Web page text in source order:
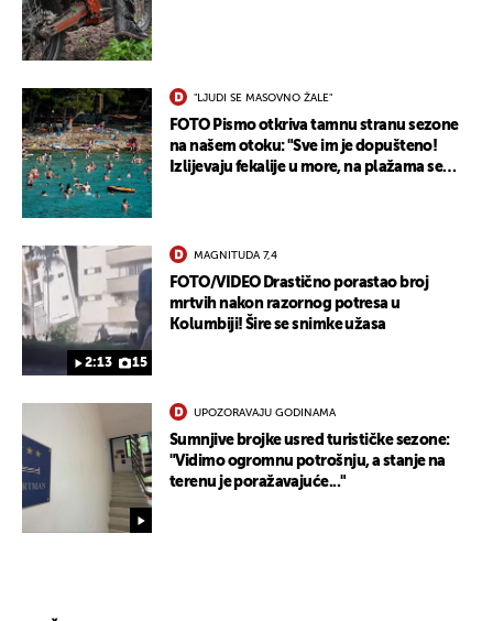
"LJUDI SE MASOVNO ŽALE"
FOTO Pismo otkriva tamnu stranu sezone
na našem otoku: "Sve im je dopušteno!
Izlijevaju fekalije u more, na plažama se
2:13 15
MAGNITUDA 7,4
FOTO/VIDEO Drastično porastao broj
mrtvih nakon razornog potresa u
Kolumbiji! Šire se snimke užasa
UPOZORAVAJU GODINAMA
Sumnjive brojke usred turističke sezone:
"Vidimo ogromnu potrošnju, a stanje na
terenu je poražavajuće..."
UKLJUČITE NOTIFIKACIJE